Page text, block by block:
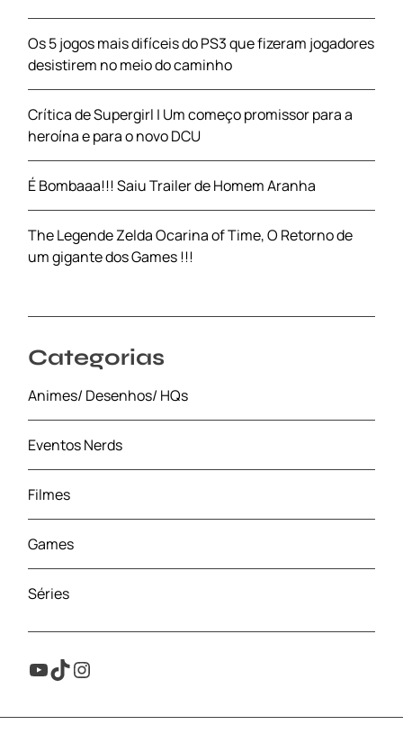
Os 5 jogos mais difíceis do PS3 que fizeram jogadores
desistirem no meio do caminho
Crítica de Supergirl | Um começo promissor para a
heroína e para o novo DCU
É Bombaaa!!! Saiu Trailer de Homem Aranha
The Legende Zelda Ocarina of Time, O Retorno de
um gigante dos Games !!!
Categorias
Animes/ Desenhos/ HQs
Eventos Nerds
Filmes
Games
Séries
Youtube TikTok Instagram